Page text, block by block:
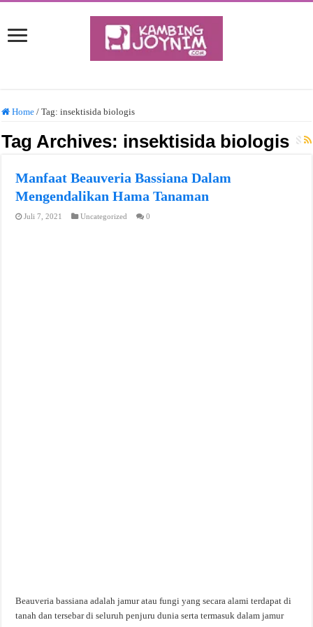
Home / Tag:insektisida biologis
Tag Archives: insektisida biologis
Manfaat Beauveria Bassiana Dalam
Mengendalikan Hama Tanaman
Juli 7, 2021 Uncategorized 0
Beauveria bassiana adalah jamur atau fungi yang secara alami terdapat di
tanah dan tersebar di seluruh penjuru dunia serta termasuk dalam jamur